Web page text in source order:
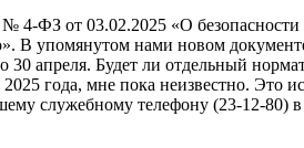
4-ФЗ от 03.02.2025 «О
В упомянутом нами новом
апреля. Будет ли отдельный
года, мне пока неизвестно.
служебному телефону (23-12-80)